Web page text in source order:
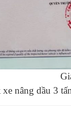
xe nâng dầu 3